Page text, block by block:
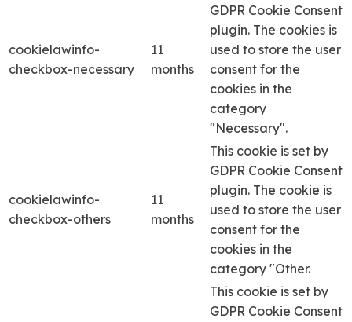
cookielawinfo-
checkbox-necessary
11
months
GDPR Cookie Consent
plugin. The cookies is
used to store the user
consent for the
cookies in the
category
"Necessary".
cookielawinfo-
checkbox-others
11
months
This cookie is set by
GDPR Cookie Consent
plugin. The cookie is
used to store the user
consent for the
cookies in the
category "Other.
This cookie is set by
GDPR Cookie Consent